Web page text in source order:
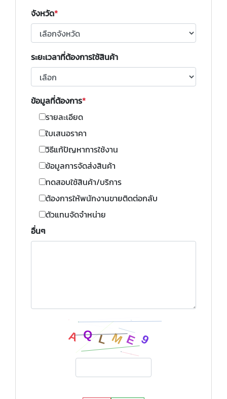
จังหวัด
ระยะเวลาที่ต้องการใช้สินค้า
ข้อมูลที่ต้องการ
รายละเอียด
ใบเสนอราคา
วิธีแก้ปัญหาการใช้งาน
ข้อมูลการจัดส่งสินค้า
ทดสอบใช้สินค้า/บริการ
ต้องการให้พนักงานขายติดต่อกลับ
ตัวแทนจัดจำหน่าย
อื่นๆ